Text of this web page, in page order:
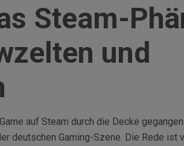
Steam-
und
auf Steam durch die Decke
deutschen Gaming-Szene. Die Rede ist